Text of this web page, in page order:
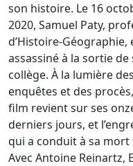
son histoire. Le 16
2020, Samuel Paty,
d’Histoire-Géographie,
assassiné à la sortie de
collège. À la lumière des
enquêtes et des
film revient sur ses
derniers jours, et
qui a conduit à sa
Avec Antoine Reinartz,